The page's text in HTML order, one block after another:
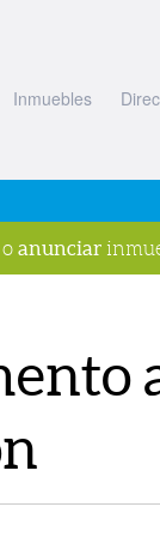
Inmuebles
o anunciar